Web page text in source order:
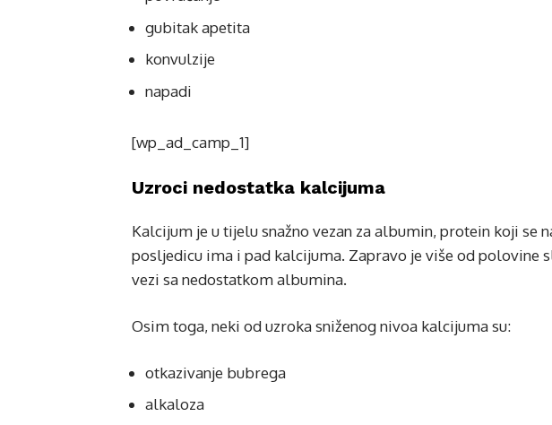
gubitak apetita
konvulzije
napadi
[wp_ad_camp_1]
Uzroci nedostatka kalcijuma
Kalcijum je u tijelu snažno vezan za albumin, protein koji se
posljedicu ima i pad kalcijuma. Zapravo je više od polovine
vezi sa nedostatkom albumina.
Osim toga, neki od uzroka sniženog nivoa kalcijuma su:
otkazivanje bubrega
alkaloza